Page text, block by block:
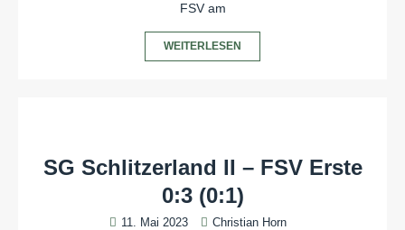
FSV am
WEITERLESEN
SG Schlitzerland II – FSV Erste
0:3 (0:1)
11. Mai 2023 Christian Horn